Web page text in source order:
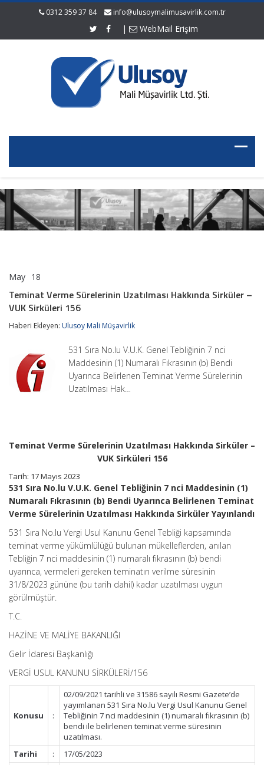
0312 359 37 84 info@ulusoymalimusavirlik.com.tr
| WebMail Erişim
May 18
Sürelerinin
Uzatılması
Sirküler
Teminat Verme Sürelerinin Uzatılması Hakkında Sirküler –
VUK Sirküleri 156
Haberi Ekleyen: Ulusoy Mali Müşavirlik
531 Sıra No.lu V.U.K. Genel Tebliğinin 7 nci
Maddesinin (1) Numaralı Fıkrasının (b) Bendi
Uyarınca Belirlenen Teminat Verme Sürelerinin
Uzatılması Hak…
Teminat Verme Sürelerinin Uzatılması Hakkında Sirküler –
VUK Sirküleri 156
Tarih: 17 Mayıs 2023
531 Sıra No.lu V.U.K. Genel Tebliğinin 7 nci Maddesinin (1)
Numaralı Fıkrasının (b) Bendi Uyarınca Belirlenen Teminat
Verme Sürelerinin Uzatılması Hakkında Sirküler Yayınlandı
531 Sıra No.lu Vergi Usul Kanunu Genel Tebliği kapsamında
teminat verme yükümlülüğü bulunan mükelleflerden, anılan
Tebliğin 7 nci maddesinin (1) numaralı fıkrasının (b) bendi
uyarınca, vermeleri gereken teminatın verilme süresinin
31/8/2023 gününe (bu tarih dahil) kadar uzatılması uygun
görülmüştür.
T.C.
HAZİNE VE MALİYE BAKANLIĞI
Gelir İdaresi Başkanlığı
VERGİ USUL KANUNU SİRKÜLERİ/156
Konusu :
02/09/2021 tarihli ve 31586 sayılı Resmi Gazete’de
yayımlanan 531 Sıra No.lu Vergi Usul Kanunu Genel
Tebliğinin 7 nci maddesinin (1) numaralı fıkrasının (b)
bendi ile belirlenen teminat verme süresinin
uzatılması.
Tarihi
:
17/05/2023